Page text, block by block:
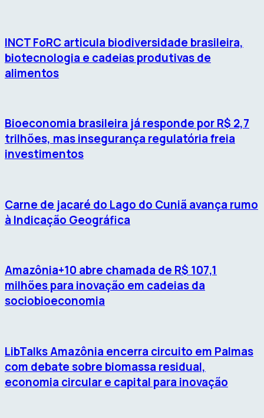
INCT FoRC articula biodiversidade brasileira,
biotecnologia e cadeias produtivas de
alimentos
Bioeconomia brasileira já responde por R$ 2,7
trilhões, mas insegurança regulatória freia
investimentos
Carne de jacaré do Lago do Cuniã avança rumo
à Indicação Geográfica
Amazônia+10 abre chamada de R$ 107,1
milhões para inovação em cadeias da
sociobioeconomia
LibTalks Amazônia encerra circuito em Palmas
com debate sobre biomassa residual,
economia circular e capital para inovação